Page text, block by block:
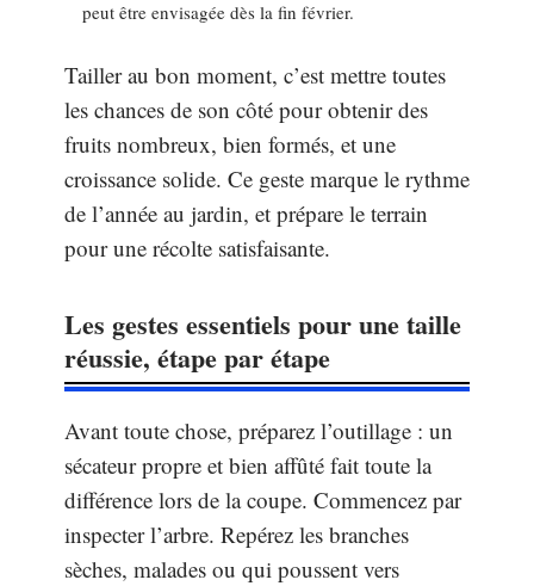
peut être envisagée dès la fin février.
Tailler au bon moment, c’est mettre toutes
les chances de son côté pour obtenir des
fruits nombreux, bien formés, et une
croissance solide. Ce geste marque le rythme
de l’année au jardin, et prépare le terrain
pour une récolte satisfaisante.
Les gestes essentiels pour une taille
réussie, étape par étape
Avant toute chose, préparez l’outillage : un
sécateur propre et bien affûté fait toute la
différence lors de la coupe. Commencez par
inspecter l’arbre. Repérez les branches
sèches, malades ou qui poussent vers